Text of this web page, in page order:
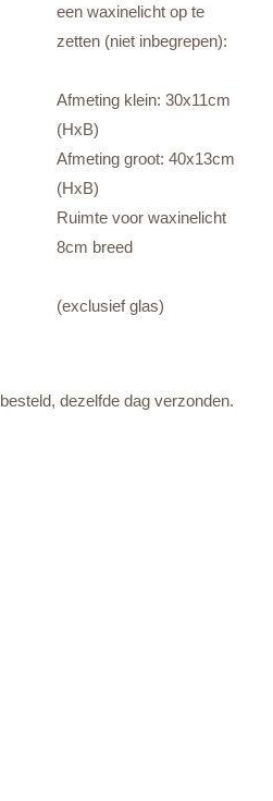
een waxinelicht op te
zetten (niet inbegrepen):
Afmeting klein: 30x11cm
(HxB)
Afmeting groot: 40x13cm
(HxB)
Ruimte voor waxinelicht
8cm breed
(exclusief glas)
besteld, dezelfde dag verzonden.